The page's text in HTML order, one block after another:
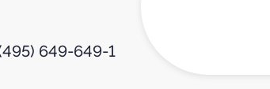
649-649-1